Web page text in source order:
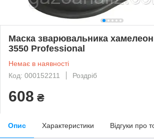
Маска зварювальника хамелеон
3550 Professional
Немає в наявності
Код: 000152211
Роздріб
608 ₴
Опис Характеристики Відгуки про